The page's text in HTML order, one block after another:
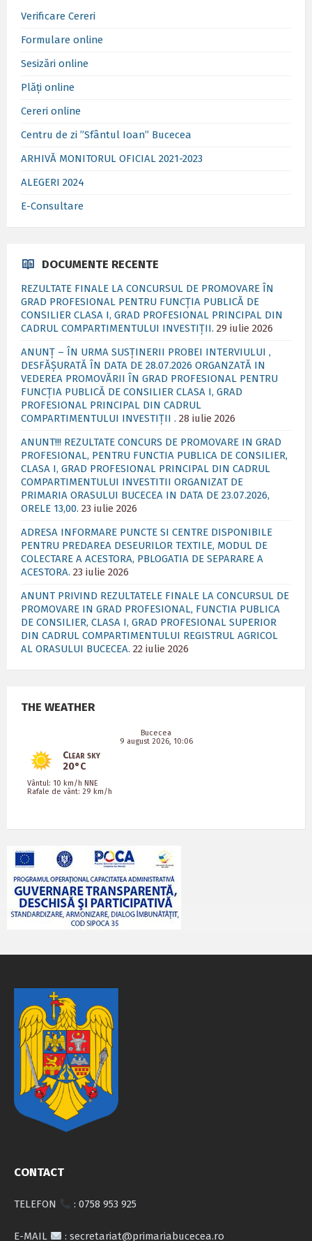
Verificare Cereri
Formulare online
Sesizări online
Plăți online
Cereri online
Centru de zi ”Sfântul Ioan” Bucecea
ARHIVĂ MONITORUL OFICIAL 2021-2023
ALEGERI 2024
E-Consultare
DOCUMENTE RECENTE
REZULTATE FINALE LA CONCURSUL DE PROMOVARE ÎN
GRAD PROFESIONAL PENTRU FUNCȚIA PUBLICĂ DE
CONSILIER CLASA I, GRAD PROFESIONAL PRINCIPAL DIN
CADRUL COMPARTIMENTULUI INVESTIȚII. 29 iulie 2026
ANUNȚ – ÎN URMA SUSȚINERII PROBEI INTERVIULUI ,
DESFĂȘURATĂ ÎN DATA DE 28.07.2026 ORGANZATĂ IN
VEDEREA PROMOVĂRII ÎN GRAD PROFESIONAL PENTRU
FUNCȚIA PUBLICĂ DE CONSILIER CLASA I, GRAD
PROFESIONAL PRINCIPAL DIN CADRUL
COMPARTIMENTULUI INVESTIȚII . 28 iulie 2026
ANUNT!!! REZULTATE CONCURS DE PROMOVARE IN GRAD
PROFESIONAL, PENTRU FUNCTIA PUBLICA DE CONSILIER,
CLASA I, GRAD PROFESIONAL PRINCIPAL DIN CADRUL
COMPARTIMENTULUI INVESTITII ORGANIZAT DE
PRIMARIA ORASULUI BUCECEA IN DATA DE 23.07.2026,
ORELE 13,00. 23 iulie 2026
ADRESA INFORMARE PUNCTE SI CENTRE DISPONIBILE
PENTRU PREDAREA DESEURILOR TEXTILE, MODUL DE
COLECTARE A ACESTORA, PBLOGATIA DE SEPARARE A
ACESTORA. 23 iulie 2026
ANUNT PRIVIND REZULTATELE FINALE LA CONCURSUL DE
PROMOVARE IN GRAD PROFESIONAL, FUNCTIA PUBLICA
DE CONSILIER, CLASA I, GRAD PROFESIONAL SUPERIOR
DIN CADRUL COMPARTIMENTULUI REGISTRUL AGRICOL
AL ORASULUI BUCECEA. 22 iulie 2026
THE WEATHER
Bucecea
9 august 2026, 10:06
Clear sky
20°C
Vântul: 10 km/h NNE
Rafale de vânt: 29 km/h
CONTACT
TELEFON : 0758 953 925
E-MAIL : secretariat@primariabucecea.ro